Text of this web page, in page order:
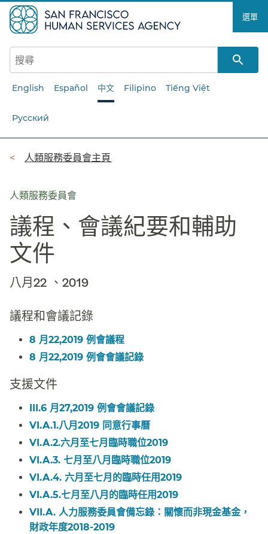
至
主
要
選單​​
English Español 中文 Filipino Tiếng Việt
Русский
導
列​​
人類服務委員會主頁​​
人類服務委員會
議程、會議紀要和輔助
文件​​
八月22 、2019​​
議程和會議記錄​​
8 月22,2019 例會議程​​
8 月22,2019 例會會議記錄​​
支援文件​​
III.6 月27,2019 例會會議記錄​​
VI.A.1.八月2019 同意行事曆​​
VI.A.2.六月至七月臨時職位2019​​
VI.A.3. 七月至八月臨時職位2019​​
VI.A.4. 六月至七月的臨時任用2019​​
VI.A.5.七月至八月的臨時任用2019​​
VII.A. 人力服務委員會備忘錄：關懷而非現金基金，
財政年度2018-2019​​